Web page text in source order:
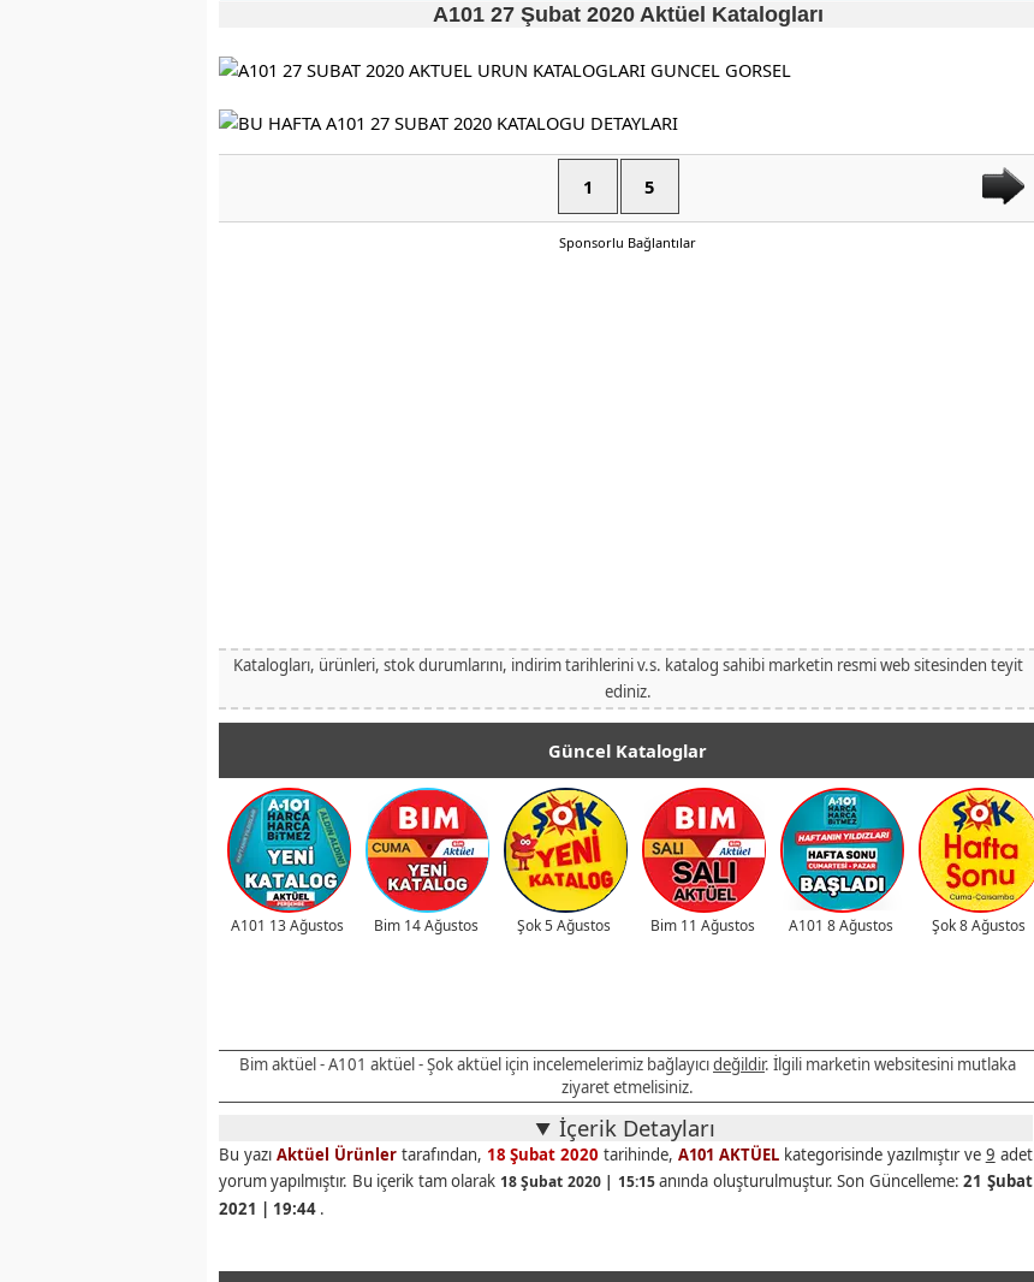
A101 27 Şubat 2020 Aktüel Katalogları
1 5
Sponsorlu Bağlantılar
Katalogları, ürünleri, stok durumlarını, indirim tarihlerini v.s. katalog sahibi marketin resmi web sitesinden teyit
ediniz.
Güncel Kataloglar
A101 13 Ağustos Bim 14 Ağustos Şok 5 Ağustos Bim 11 Ağustos A101 8 Ağustos Şok 8 Ağustos
Bim aktüel - A101 aktüel - Şok aktüel için incelemelerimiz bağlayıcıdeğildir. İlgili marketin websitesini mutlaka
ziyaret etmelisiniz.
İçerik Detayları
Bu yazı Aktüel Ürünlertarafından, 18 Şubat 2020 tarihinde,A101 AKTÜEL kategorisinde yazılmıştır ve 9 adet
yorum yapılmıştır. Bu içerik tam olarak 18 Şubat 2020 | 15:15anında oluşturulmuştur. Son Güncelleme:21 Şubat
2021 | 19:44 .